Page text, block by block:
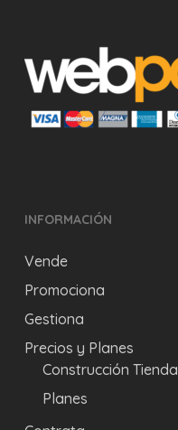
INFORMACIÓN
Vende
Promociona
Gestiona
Precios y Planes
Construcción Tienda
Planes